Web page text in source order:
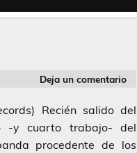
Deja un comentario
Recién salido del
-y cuarto trabajo- del
procedente de los